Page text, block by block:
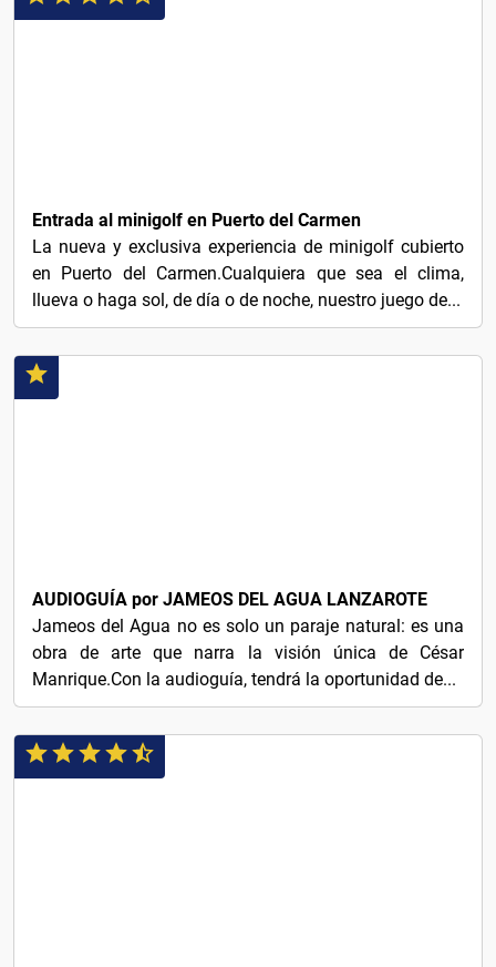
Entrada al minigolf en Puerto del Carmen
La nueva y exclusiva experiencia de minigolf cubierto
en Puerto del Carmen.Cualquiera que sea el clima,
llueva o haga sol, de día o de noche, nuestro juego de...
AUDIOGUÍA por JAMEOS DEL AGUA LANZAROTE
Jameos del Agua no es solo un paraje natural: es una
obra de arte que narra la visión única de César
Manrique.Con la audioguía, tendrá la oportunidad de...